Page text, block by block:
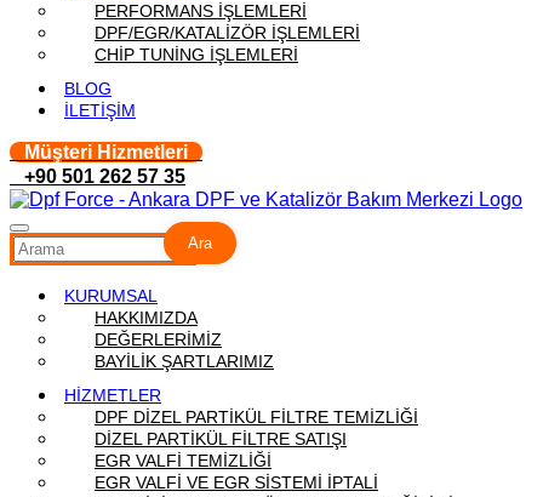
PERFORMANS İŞLEMLERİ
DPF/EGR/KATALİZÖR İŞLEMLERİ
CHİP TUNİNG İŞLEMLERİ
BLOG
İLETİŞİM
Müşteri Hizmetleri
+90 501 262 57 35
Ara
KURUMSAL
HAKKIMIZDA
DEĞERLERİMİZ
BAYİLİK ŞARTLARIMIZ
HİZMETLER
DPF DİZEL PARTİKÜL FİLTRE TEMİZLİĞİ
DİZEL PARTİKÜL FİLTRE SATIŞI
EGR VALFİ TEMİZLİĞİ
EGR VALFİ VE EGR SİSTEMİ İPTALİ